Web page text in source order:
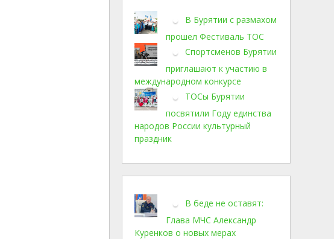
В Бурятии с размахом
прошел Фестиваль ТОС
Спортсменов Бурятии
приглашают к участию в
международном конкурсе
ТОСы Бурятии
посвятили Году единства
народов России культурный
праздник
В беде не оставят:
Глава МЧС Александр
Куренков о новых мерах